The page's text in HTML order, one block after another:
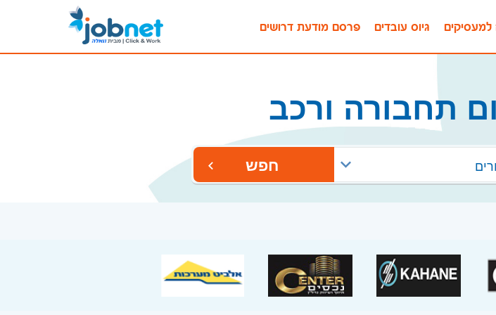
פרסם מודעת דרושים גיוס עובדים
תחבורה ורכב
חפש